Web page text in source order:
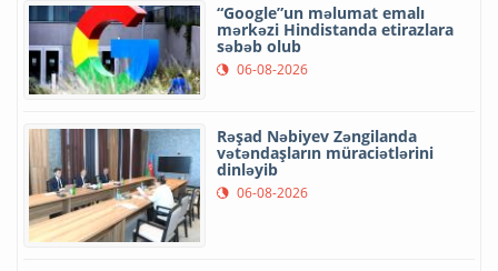
“Google”un məlumat emalı
mərkəzi Hindistanda etirazlara
səbəb olub
06-08-2026
Rəşad Nəbiyev Zəngilanda
vətəndaşların müraciətlərini
dinləyib
06-08-2026